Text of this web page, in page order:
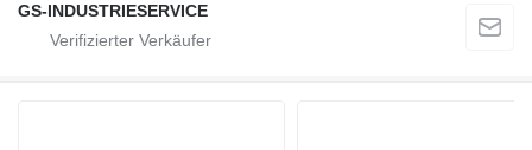
GS-INDUSTRIESERVICE